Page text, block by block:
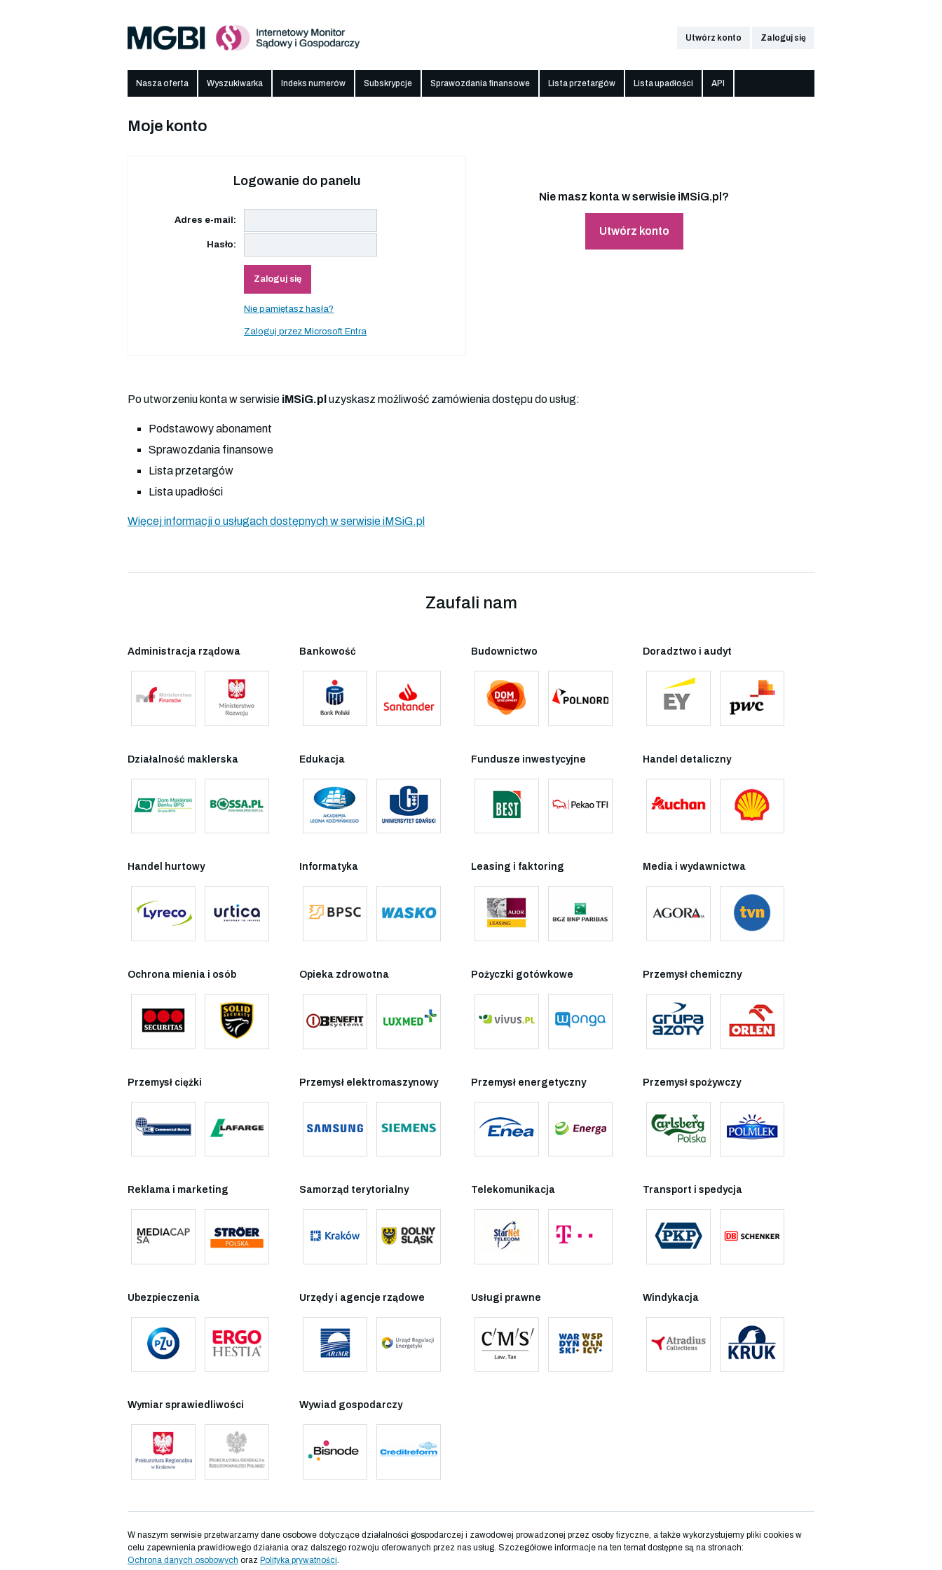
Utwórz konto Zaloguj się
Nasza oferta Wyszukiwarka Indeks numerów Subskrypcje Sprawozdania finansowe Lista przetargów Lista upadłości API
Moje konto
Logowanie do panelu
Adres e-mail:
Hasło:
Zaloguj się
Nie pamiętasz hasła?
Zaloguj przez Microsoft Entra
Nie masz konta w serwisie iMSiG.pl?
Utwórz konto
Po utworzeniu konta w serwisie iMSiG.pl uzyskasz możliwość zamówienia dostępu do usług:
Podstawowy abonament
Sprawozdania finansowe
Lista przetargów
Lista upadłości
Więcej informacji o usługach dostępnych w serwisie iMSiG.pl
Zaufali nam
Administracja rządowa Bankowość Budownictwo Doradztwo i audyt
Działalność maklerska Edukacja Fundusze inwestycyjne Handel detaliczny
Handel hurtowy Informatyka Leasing i faktoring Media i wydawnictwa
Ochrona mienia i osób Opieka zdrowotna Pożyczki gotówkowe Przemysł chemiczny
Przemysł ciężki Przemysł elektromaszynowy Przemysł energetyczny Przemysł spożywczy
Reklama i marketing Samorząd terytorialny Telekomunikacja Transport i spedycja
Ubezpieczenia Urzędy i agencje rządowe Usługi prawne Windykacja
Wymiar sprawiedliwości Wywiad gospodarczy
W naszym serwisie przetwarzamy dane osobowe dotyczące działalności gospodarczej i zawodowej prowadzonej przez osoby fizyczne, a także wykorzystujemy pliki cookies w
celu zapewnienia prawidłowego działania oraz dalszego rozwoju oferowanych przez nas usług. Szczegółowe informacje na ten temat dostępne są na stronach:
Ochrona danych osobowych oraz Polityka prywatności.